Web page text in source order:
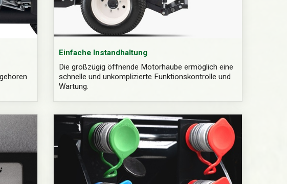
Einfache Instandhaltung
Die großzügig öffnende Motorhaube ermöglich eine
schnelle und unkomplizierte Funktionskontrolle und
Wartung.